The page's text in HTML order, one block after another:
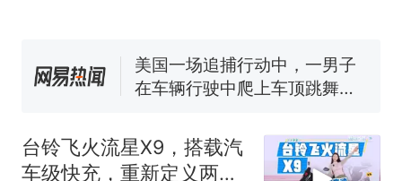
140多朵
美国一场追捕行动中，一男子
在车辆行驶中爬上车顶跳舞。
官方通报
美国渔民钓获鲨鱼徒手将其拽
台铃飞火流星X9，搭载汽
车级快充，重新定义两轮